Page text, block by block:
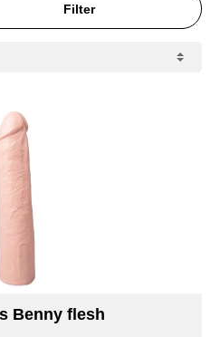
Filter
Benny flesh